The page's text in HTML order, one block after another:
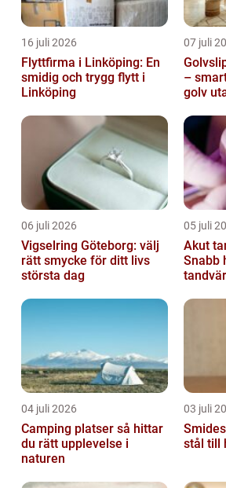
16 juli 2026
Flyttfirma i Linköping: En
smidig och trygg flytt i
Linköping
07 juli
–
golv
06 juli 2026
Vigselring Göteborg: välj
rätt smycke för ditt livs
största dag
05 juli
Akut
Snabb
04 juli 2026
Camping platser så hittar
du rätt upplevelse i
naturen
03 juli
stål till